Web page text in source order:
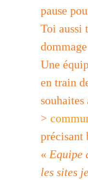
pause
Toi aussi
Une
en train
>
précisant
« Equipe
les sites